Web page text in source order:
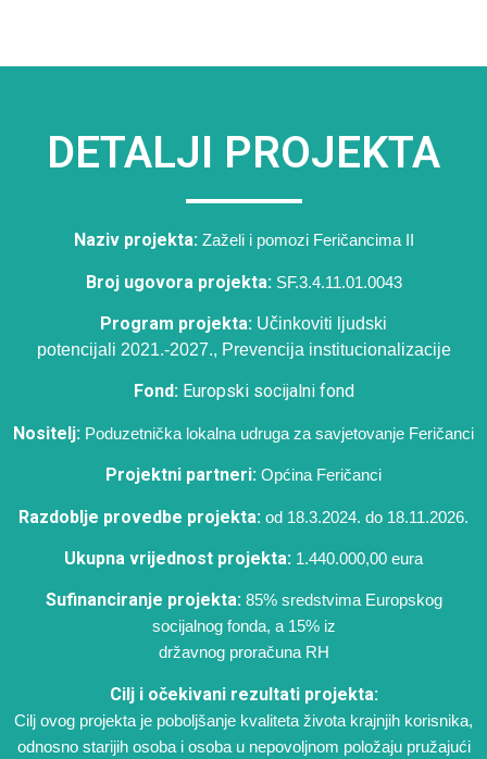
DETALJI PROJEKTA
Naziv projekta: Zaželi i pomozi Feričancima II
Broj ugovora projekta: SF.3.4.11.01.0043
Program projekta: Učinkoviti ljudski
potencijali 2021.-2027., Prevencija institucionalizacije
Fond:Europski socijalni fond
Nositelj: Poduzetnička lokalna udruga za savjetovanje Feričanci
Projektni partneri: Općina Feričanci
Razdoblje provedbe projekta: od 18.3.2024. do 18.11.2026.
Ukupna vrijednost projekta: 1.440.000,00 eura
Sufinanciranje projekta: 85% sredstvima Europskog
socijalnog fonda, a 15% iz
državnog proračuna RH
Cilj i očekivani rezultati projekta:
Cilj ovog projekta je poboljšanje kvaliteta života krajnjih korisnika,
odnosno starijih osoba i osoba u nepovoljnom položaju pružajući